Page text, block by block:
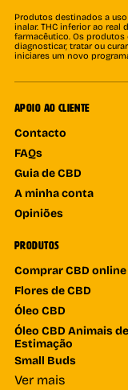
Produtos destinados a
inalar. THC inferior ao real
farmacêutico. Os
diagnosticar, tratar ou
iniciares um novo
APOIO AO CLIENTE
Contacto
FAQs
Guia de CBD
A minha conta
Opiniões
PRODUTOS
Comprar CBD online
Flores de CBD
Óleo CBD
Óleo CBD Animais de
Estimação
Small Buds
Ver mais